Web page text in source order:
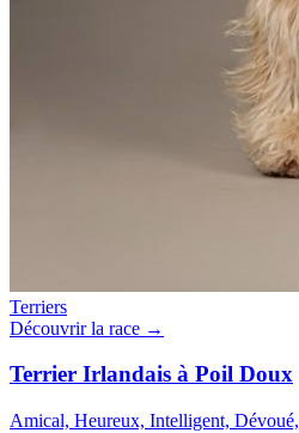
Terriers
Découvrir la race →
Terrier Irlandais à Poil Doux
Amical, Heureux, Intelligent,